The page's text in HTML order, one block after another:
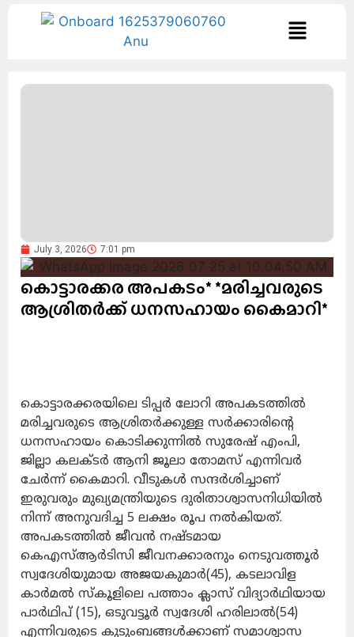
July 3, 2026 7:01 pm
കൊട്ടാരക്കര അപകടം* *മരിച്ചവരുടെ
ആശ്രിതര്‍ക്ക് ധനസഹായം കൈമാറി*
കൊട്ടാരക്കരയിലെ ടിപ്പര്‍ ലോറി അപകടത്തില്‍
മരിച്ചവരുടെ ആശ്രിതര്‍ക്കുള്ള സര്‍ക്കാരിന്റെ
ധനസഹായം കൊടിക്കുന്നില്‍ സുരേഷ് എംപി,
ജില്ലാ കലക്ടര്‍ ആനി ജൂലാ തോമസ് എന്നിവര്‍
ചേര്‍ന്ന് കൈമാറി. വീടുകള്‍ സന്ദര്‍ശിച്ചാണ്
ഇരുവരും മുഖ്യമന്ത്രിയുടെ ദുരിതാശ്വാസനിധിയില്‍
നിന്ന് അനുവദിച്ച 5 ലക്ഷം രൂപ നല്‍കിയത്.
അപകടത്തില്‍ ജീവന്‍ നഷ്ടമായ
കെഎസ്ആര്‍ടിസി ജീവനക്കാരനും നെടുവത്തൂര്‍
സ്വദേശിയുമായ അജയകുമാര്‍(45), കടലാവിള
കാര്‍മല്‍ സ്‌കൂളിലെ പത്താം ക്ലാസ് വിദ്യാര്‍ഥിയായ
പാര്‍ഥിപ് (15), ഒടുവട്ടൂര്‍ സ്വദേശി ഹരിലാല്‍(54)
എന്നിവരുടെ കുടുംബങ്ങള്‍ക്കാണ് സമാശ്വാസ